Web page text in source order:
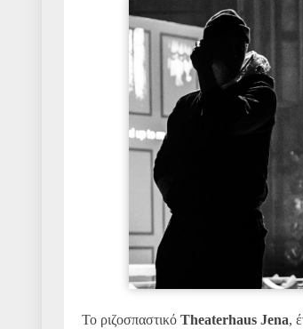
Το ριζοσπαστικό Theaterhaus Jena,